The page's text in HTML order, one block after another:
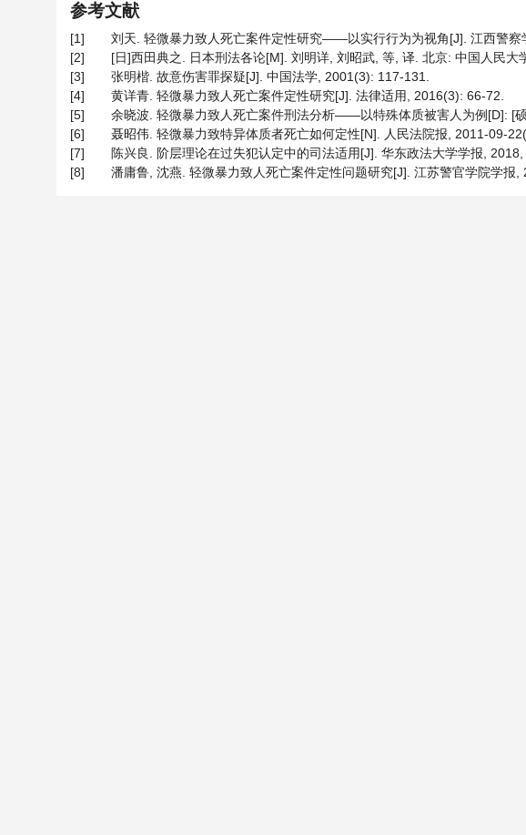
参考文献
[1]
刘天. 轻微暴力致人死亡案件定性研究——以实行行为为视角[J]. 江西警察
[2]
[日]西田典之. 日本刑法各论[M]. 刘明详, 刘昭武, 等, 译. 北京: 中国人民大
[3]
张明楷. 故意伤害罪探疑[J]. 中国法学, 2001(3): 117-131.
[4]
黄详青. 轻微暴力致人死亡案件定性研究[J]. 法律适用, 2016(3): 66-72.
[5]
余晓波. 轻微暴力致人死亡案件刑法分析——以特殊体质被害人为例[D]: [
[6]
聂昭伟. 轻微暴力致特异体质者死亡如何定性[N]. 人民法院报, 2011-09-
[7]
陈兴良. 阶层理论在过失犯认定中的司法适用[J]. 华东政法大学学报,
[8]
潘庸鲁, 沈燕. 轻微暴力致人死亡案件定性问题研究[J]. 江苏警官学院学报,